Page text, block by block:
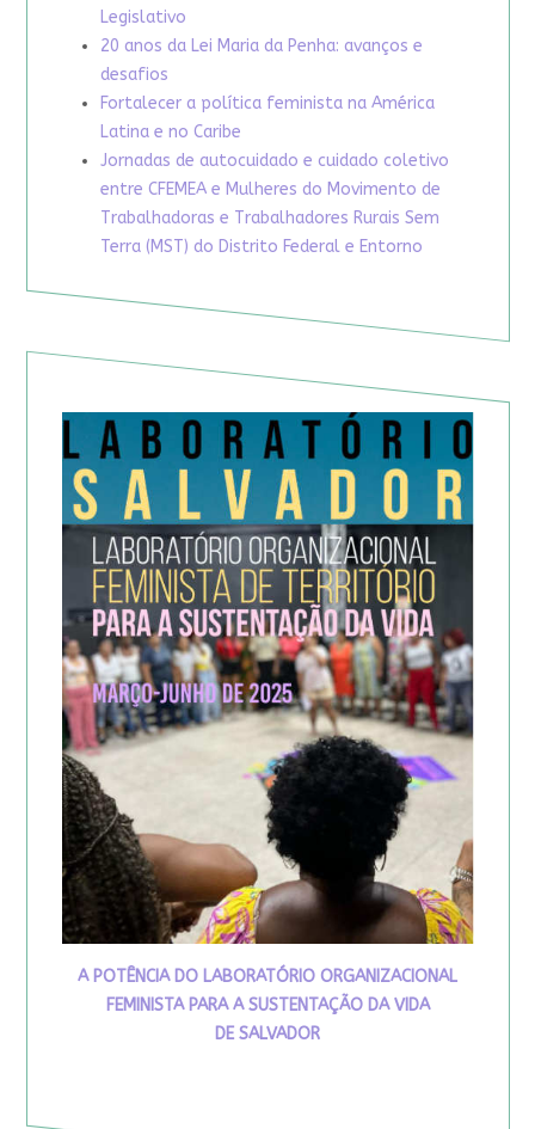
Legislativo
20 anos da Lei Maria da Penha: avanços e
desafios
Fortalecer a política feminista na América
Latina e no Caribe
Jornadas de autocuidado e cuidado coletivo
entre CFEMEA e Mulheres do Movimento de
Trabalhadoras e Trabalhadores Rurais Sem
Terra (MST) do Distrito Federal e Entorno
A POTÊNCIA DO LABORATÓRIO ORGANIZACIONAL
FEMINISTA PARA A SUSTENTAÇÃO DA VIDA
DE SALVADOR